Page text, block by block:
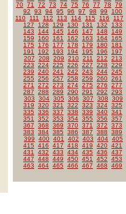
70 71 72 73 74 75 76 77 78
79
92
93 94 95 96 97 98 99
100
110
111 112 113 114 115 116
117
127
128 129 130 131 132
133
143
144 145 146 147 148
149
159
160 161 162 163 164
165
175
176 177 178 179 180
181
191
192 193 194 195 196
197
207
208 209 210 211 212
213
223
224 225 226 227 228
229
239
240 241 242 243 244 245
255
256 257 258 259 260 261
271
272 273 274 275 276
277
287
288 289 290 291 292
293
303
304 305 306 307 308
309
319
320 321 322 323 324 325
335
336 337 338 339 340 341
351
352 353 354 355 356
357
367
368 369 370 371 372
373
383
384 385 386 387 388
389
399
400 401 402 403 404 405
415
416 417 418 419 420 421
431
432 433 434 435 436
437
447
448 449 450 451 452
453
463
464 465 466 467 468 469